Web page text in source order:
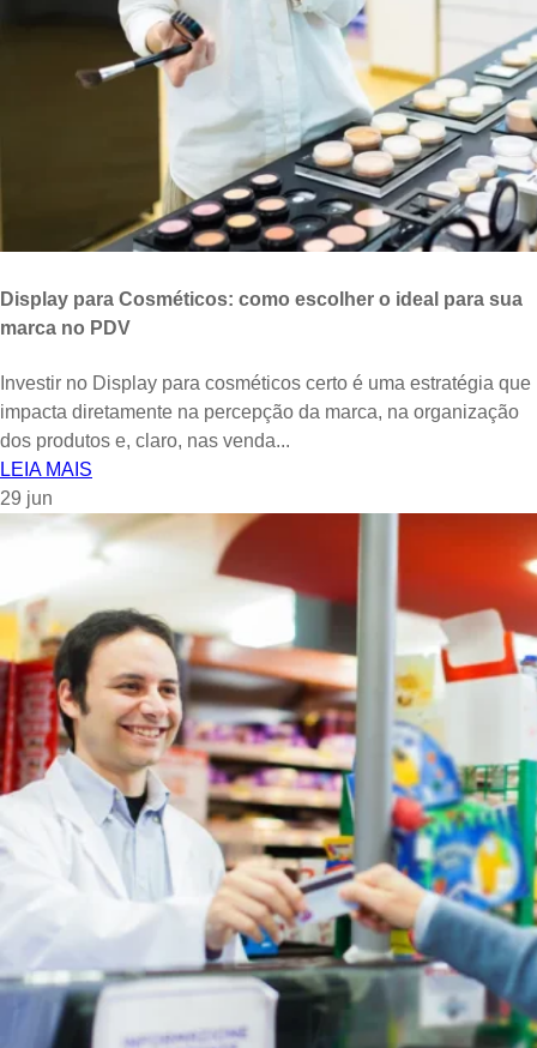
Display para Cosméticos: como escolher o ideal para sua
marca no PDV
Investir no Display para cosméticos certo é uma estratégia que
impacta diretamente na percepção da marca, na organização
dos produtos e, claro, nas venda...
LEIA MAIS
29 jun